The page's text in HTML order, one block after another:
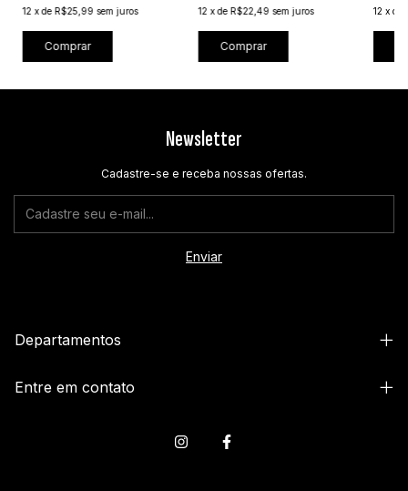
12 xde R$25,99 sem juros
Comprar
12 xde R$22,49 sem juros
Comprar
12 x de
Newsletter
Cadastre-se e receba nossas ofertas.
Departamentos
Entre em contato